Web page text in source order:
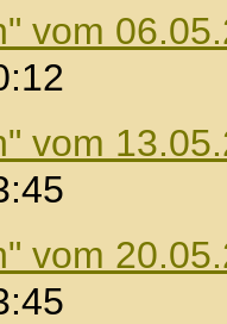
vom
vom
vom